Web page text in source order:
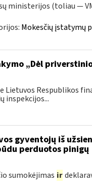
ministerijos (toliau —
Mokesčių įstatymų
„Dėl
Respublikos
inspekcijos...
gyventojų iš
perduotos pinigų
sumokėjimas ir